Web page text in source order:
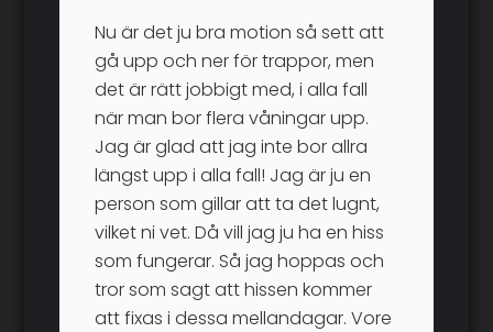
Nu är det ju bra motion så sett att
gå upp och ner för trappor, men
det är rätt jobbigt med, i alla fall
när man bor flera våningar upp.
Jag är glad att jag inte bor allra
längst upp i alla fall! Jag är ju en
person som gillar att ta det lugnt,
vilket ni vet. Då vill jag ju ha en hiss
som fungerar. Så jag hoppas och
tror som sagt att hissen kommer
att fixas i dessa mellandagar. Vore